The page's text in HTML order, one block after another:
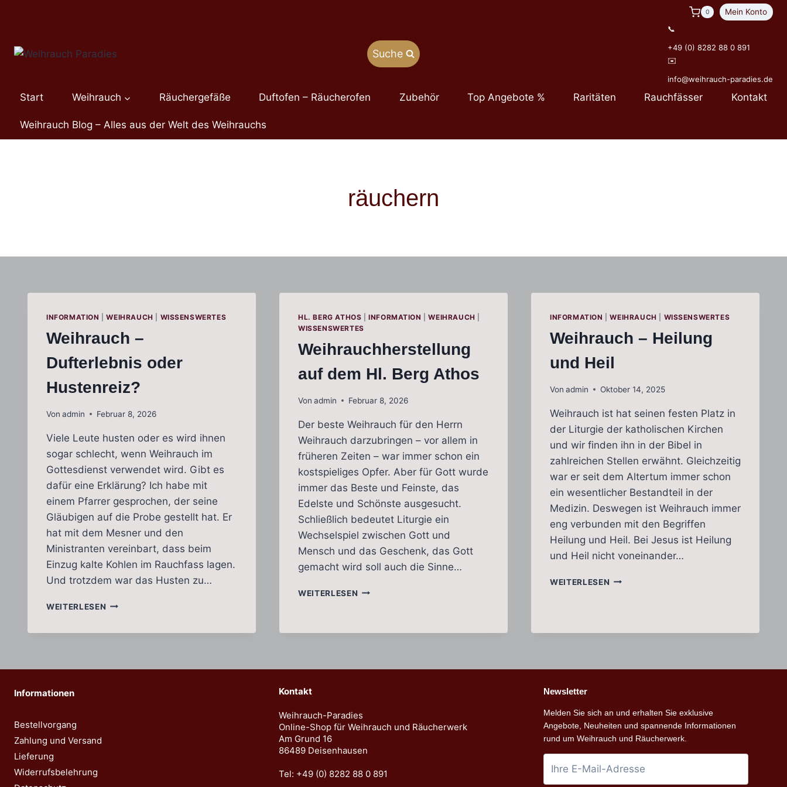
0 Mein Konto
Suche
📞
+49 (0) 8282 88 0 891
✉️
info@weihrauch-paradies.de
Start Weihrauch Räuchergefäße Duftofen – Räucherofen Zubehör Top Angebote % Raritäten Rauchfässer Kontakt
Weihrauch Blog – Alles aus der Welt des Weihrauchs
räuchern
INFORMATION |WEIHRAUCH WISSENSWERTES
Weihrauch –
Dufterlebnis oder
Hustenreiz?
Von admin Februar 8, 2026
Viele Leute husten oder es wird ihnen
sogar schlecht, wenn Weihrauch im
Gottesdienst verwendet wird. Gibt es
dafür eine Erklärung? Ich habe mit
einem Pfarrer gesprochen, der seine
Gläubigen auf die Probe gestellt hat. Er
hat mit dem Mesner und den
Ministranten vereinbart, dass beim
Einzug kalte Kohlen im Rauchfass lagen.
Und trotzdem war das Husten zu…
WEITERLESEN WEIHRAUCH
HL. BERG ATHOS |INFORMATION |WEIHRAUCH
WISSENSWERTES
Weihrauchherstellung
auf dem Hl. Berg Athos
Von admin Februar 8, 2026
Der beste Weihrauch für den Herrn
Weihrauch darzubringen – vor allem in
früheren Zeiten – war immer schon ein
kostspieliges Opfer. Aber für Gott wurde
immer das Beste und Feinste, das
Edelste und Schönste ausgesucht.
Schließlich bedeutet Liturgie ein
Wechselspiel zwischen Gott und
Mensch und das Geschenk, das Gott
gemacht wird soll auch die Sinne…
WEITERLESEN WEIHRAUCHHERSTELLUNG
INFORMATION |WEIHRAUCH WISSENSWERTES
Weihrauch – Heilung
und Heil
Von admin Oktober 14, 2025
Weihrauch ist hat seinen festen Platz in
der Liturgie der katholischen Kirchen
und wir finden ihn in der Bibel in
zahlreichen Stellen erwähnt. Gleichzeitig
war er seit dem Altertum immer schon
ein wesentlicher Bestandteil in der
Medizin. Deswegen ist Weihrauch immer
eng verbunden mit den Begriffen
Heilung und Heil. Bei Jesus ist Heilung
und Heil nicht voneinander…
WEITERLESEN WEIHRAUCH
Informationen
Bestellvorgang
Zahlung und Versand
Lieferung
Widerrufsbelehrung
Kontakt
Weihrauch-Paradies
Online-Shop für Weihrauch und Räucherwerk
Am Grund 16
86489 Deisenhausen
Tel: +49 (0) 8282 88 0 891
Newsletter
Melden Sie sich an und erhalten Sie exklusive
Angebote, Neuheiten und spannende Informationen
rund um Weihrauch und Räucherwerk.